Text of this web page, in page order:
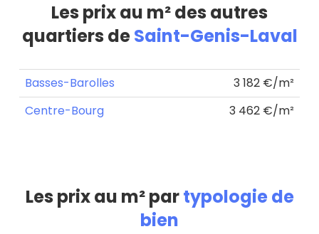
Les prix au m² des autres
quartiers deSaint-Genis-Laval
Basses-Barolles
3 182 €/m²
Centre-Bourg
3 462 €/m²
Les prix au m² partypologie de
bien